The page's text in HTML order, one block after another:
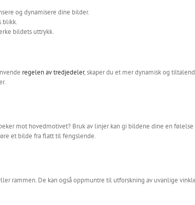
og dynamisere dine bilder.
blikk.
bildets uttrykk.
regelen av tredjedeler, skaper du et mer dynamisk og
mot hovedmotivet? Bruk av linjer kan gi bildene dine en følelse
et bilde fra flatt til fengslende.
rammen. De kan også oppmuntre til utforskning av uvanlige